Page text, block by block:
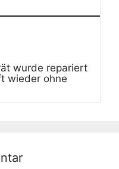
wurde repariert
wieder ohne